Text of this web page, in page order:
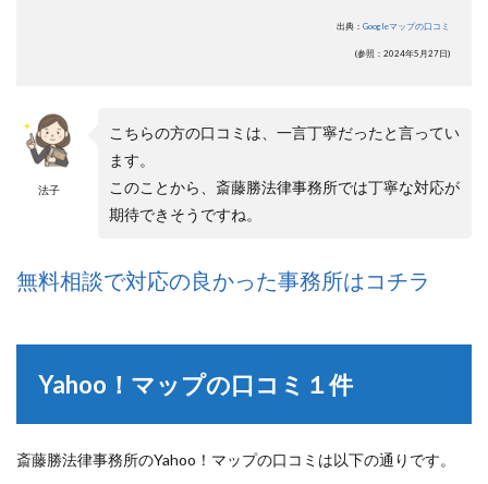
出典： Googleマップの口コミ
(参照：2024年5月27日)
法子
こちらの方の口コミは、一言丁寧だったと言ってい
ます。
このことから、斎藤勝法律事務所では丁寧な対応が
期待できそうですね。
無料相談で対応の良かった事務所はコチラ
Yahoo！マップの口コミ１件
斎藤勝法律事務所のYahoo！マップの口コミは以下の通りです。